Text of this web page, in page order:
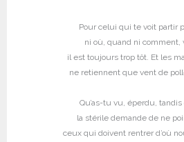
Pour celui qui te voit partir
ni où, quand ni comment,
il est toujours trop tôt. Et les
ne retiennent que vent de
Qu’as-tu vu, éperdu,
la stérile demande de ne
ceux qui doivent rentrer d’où